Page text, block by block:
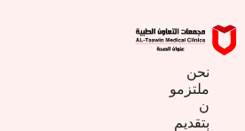
نحن
ملتزمو
ن
بتقديم